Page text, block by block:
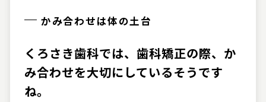
かみ合わせは体の土台
くろさき歯科では、歯科矯正の際、か
み合わせを大切にしているそうです
ね。